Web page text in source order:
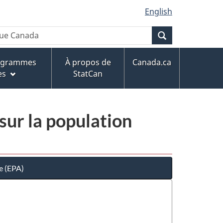
English
À propos de
StatCan
Canada.ca
la population
(EPA)